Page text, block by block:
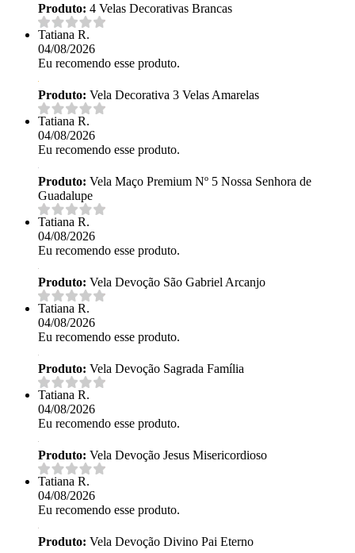
Produto: 4 Velas Decorativas Brancas
Tatiana R.
04/08/2026
Eu recomendo esse produto.
Produto: Vela Decorativa 3 Velas Amarelas
Tatiana R.
04/08/2026
Eu recomendo esse produto.
Produto: Vela Maço Premium Nº 5 Nossa Senhora de
Guadalupe
Tatiana R.
04/08/2026
Eu recomendo esse produto.
Produto: Vela Devoção São Gabriel Arcanjo
Tatiana R.
04/08/2026
Eu recomendo esse produto.
Produto: Vela Devoção Sagrada Família
Tatiana R.
04/08/2026
Eu recomendo esse produto.
Produto: Vela Devoção Jesus Misericordioso
Tatiana R.
04/08/2026
Eu recomendo esse produto.
Produto: Vela Devoção Divino Pai Eterno